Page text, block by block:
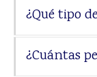
¿Qué tipo
¿Cuántas